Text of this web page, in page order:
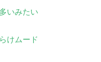
いみたい
けムード